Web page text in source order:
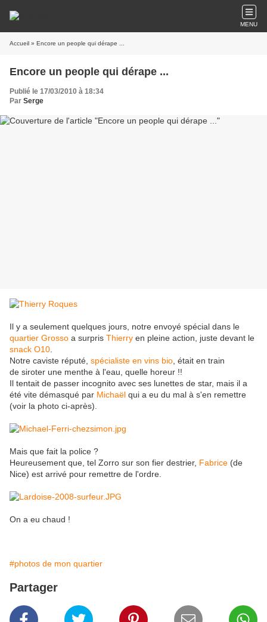
MENU
Accueil » Encore un people qui dérape ...
Encore un people qui dérape ...
Publié le 17/03/2010 à 18:34
Par Serge
Il y a seulement quelques jours, notre envoyé spécial dans le
quartier Grosso a surpris Thierry en pleine action, juste devant le
snack O10
Notre caviste réputé, spécialiste en vins bio , était en train
de siroter une menthe à l'eau, quelle horeur !!
Il tentait de passer incognito avec ses lunettes de star, mais il a
été vite démasqué par Michaël qui a eu du mal à s'en remettre
(voir la photo ci-après).
Mais que fait la police ?
Heureusement que, tel Zorro sur son fier destrier, Fabrice (de
Nice) est arrivé pour remettre de l'ordre.
On a eu chaud !
#photos de mon quartier
Partager